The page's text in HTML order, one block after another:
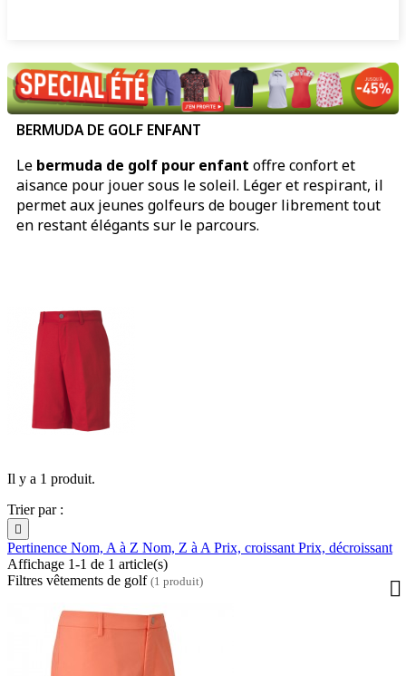
BERMUDA DE GOLF ENFANT
Le bermuda de golf pour enfant offre confort et
aisance pour jouer sous le soleil. Léger et respirant, il
permet aux jeunes golfeurs de bouger librement tout
en restant élégants sur le parcours.
Il y a 1 produit.
Trier par :

Pertinence Nom, A à Z Nom, Z à A Prix, croissant Prix, décroissant
Affichage 1-1 de 1 article(s)
Filtres vêtements de golf (1 produit)